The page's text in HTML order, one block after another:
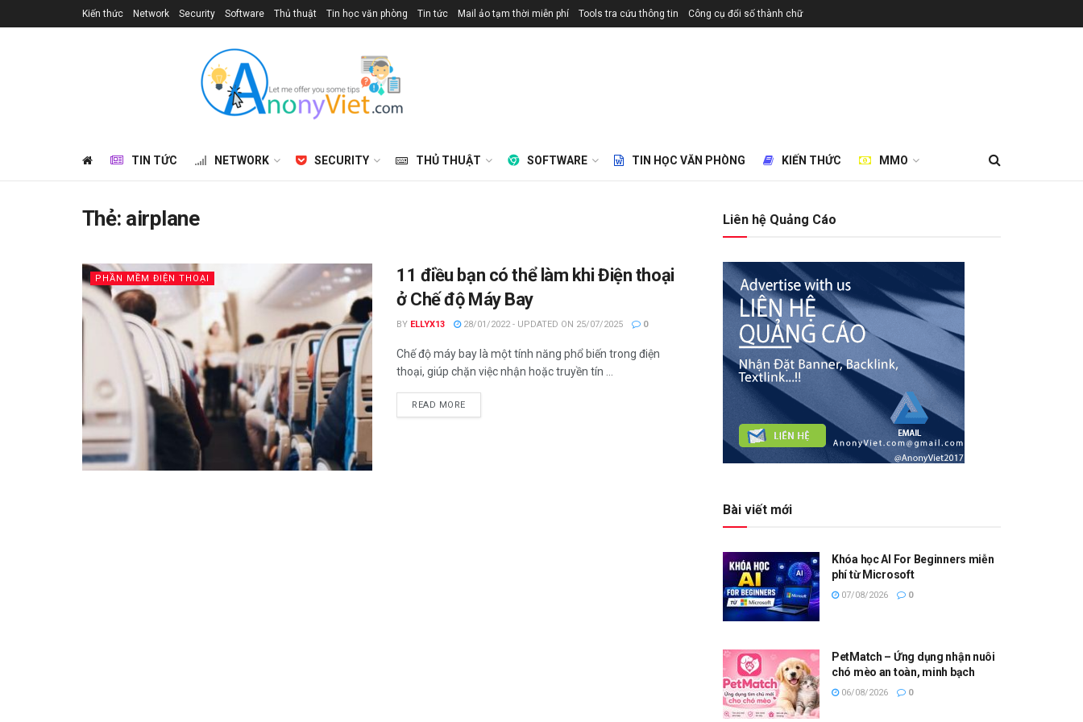
Kiến thức Network Security Software Thủ thuật Tin học văn phòng Tin tức Mail ảo tạm thời miễn phí Tools tra cứu thông tin Công cụ đổi số thành chữ
TIN TỨC NETWORK SECURITY THỦ THUẬT SOFTWARE TIN HỌC VĂN PHÒNG KIẾN THỨC MMO
Thẻ: airplane
PHẦN MỀM ĐIỆN THOẠI
11 điều bạn có thể làm khi Điện thoại
ở Chế độ Máy Bay
BY ELLYX13 28/01/2022 - UPDATED ON 25/07/2025 0
Chế độ máy bay là một tính năng phổ biến trong điện
thoại, giúp chặn việc nhận hoặc truyền tín ...
READ MOREDETAILS
Liên hệ Quảng Cáo
Bài viết mới
Khóa học AI For Beginners miễn
phí từ Microsoft
07/08/2026 0
PetMatch – Ứng dụng nhận nuôi
chó mèo an toàn, minh bạch
06/08/2026 0